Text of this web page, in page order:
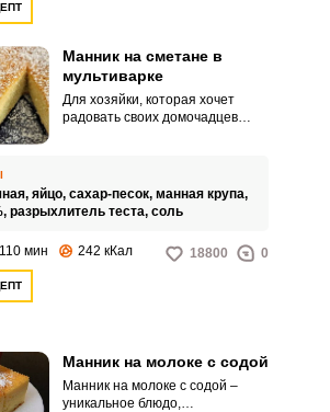
Манник на сметане в
мультиварке
Для хозяйки, которая хочет
радовать своих домочадцев
манника на сметане в
мультиварке просто незаменим.
Десерт получается очень
то, что нужно, для семейных
яйцо, сахар-песок, манная крупа,
разрыхлитель теста, соль
110 мин 242 кКал 18800 0
Манник на молоке с содой
Манник на молоке с содой –
уникальное блюдо,